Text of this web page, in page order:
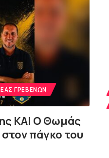
ΓΡΕΒΕΝΏΝ
ΚΑΙ Ο Θωμάς
στον πάγκο του